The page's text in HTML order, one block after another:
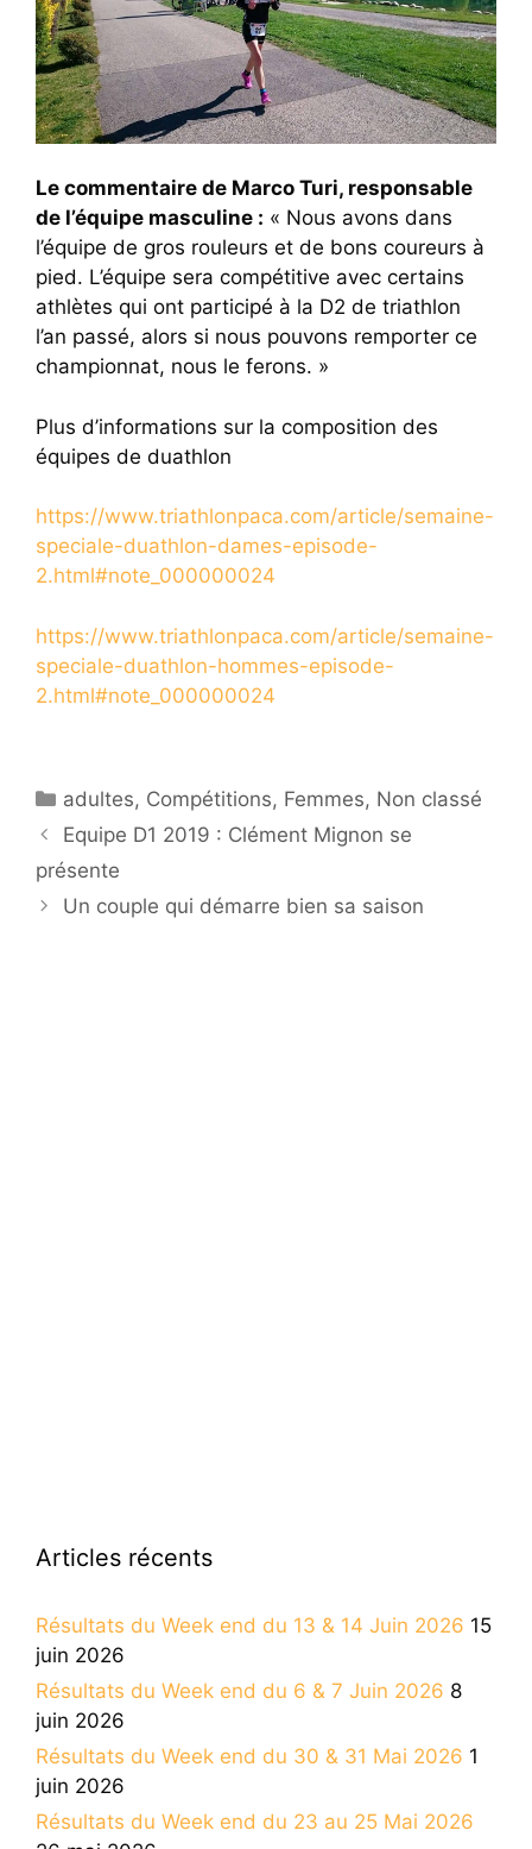
Le commentaire de Marco Turi, responsable
de l’équipe masculine : « Nous avons dans
l’équipe de gros rouleurs et de bons coureurs à
pied. L’équipe sera compétitive avec certains
athlètes qui ont participé à la D2 de triathlon
l’an passé, alors si nous pouvons remporter ce
championnat, nous le ferons. »
Plus d’informations sur la composition des
équipes de duathlon
https://www.triathlonpaca.com/article/semaine-
speciale-duathlon-dames-episode-
2.html#note_000000024
https://www.triathlonpaca.com/article/semaine-
speciale-duathlon-hommes-episode-
2.html#note_000000024
Catégories
adultes, Compétitions, Femmes, Non classé
Equipe D1 2019 : Clément Mignon se
présente
Un couple qui démarre bien sa saison
Articles récents
Résultats du Week end du 13 & 14 Juin 2026 15
juin 2026
Résultats du Week end du 6 & 7 Juin 2026 8
juin 2026
Résultats du Week end du 30 & 31 Mai 2026 1
juin 2026
Résultats du Week end du 23 au 25 Mai 2026